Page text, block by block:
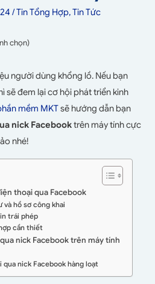
/Tin Tổng Hợp,Tin Tức
chọn)
người dùng khổng lồ. Nếu bạn
sẽ đem lại cơ hội phát triển kinh
mềm MKTsẽ hướng dẫn bạn
nick Facebooktrên máy tính cực
nhé!
thoại qua Facebook
và hồ sơ công khai
trái phép
cần thiết
nick Facebook trên máy tính
qua nick Facebook hàng loạt